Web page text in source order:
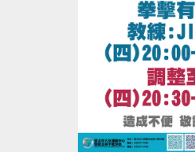
適能場館管理規範，違者恕不
※體適能每人每次進場限時1
場後重新排隊，如逾期未出